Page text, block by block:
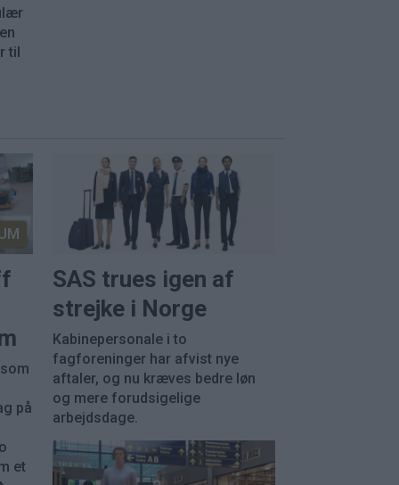
til
på
et
SAS trues igen af
strejke i Norge
Kabinepersonale i to
fagforeninger har afvist nye
aftaler, og nu kræves bedre løn
og mere forudsigelige
arbejdsdage.